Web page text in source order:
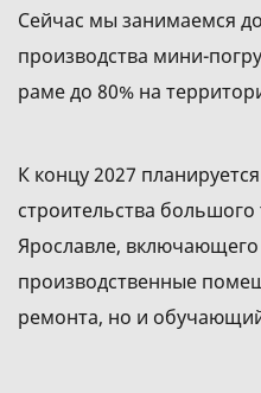
Сейчас мы занимаемся
производства мини-
раме до 80% на
К концу 2027
строительства
Ярославле, включающего
производственные
ремонта, но и